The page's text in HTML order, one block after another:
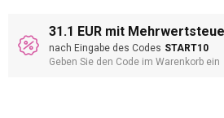
31.1 EUR mit
nach Eingabe des Codes START10
Geben Sie den Code im Warenkorb ein